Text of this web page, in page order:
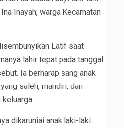
Inayah, warga Kecamatan
Latif saat
lahir tepat pada tanggal
Ia berharap sang anak
saleh, mandiri, dan
keluarga.
dikaruniai anak laki-laki.